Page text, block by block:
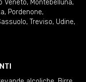
Veneto, Montebelluna,
, Pordenone,
, Treviso, Udine,